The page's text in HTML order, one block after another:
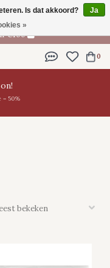
€100
0
= 50%
Is dat akkoord?
Ja
»